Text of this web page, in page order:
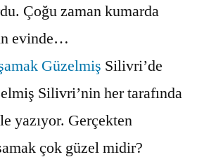
Çoğu zaman kumarda
evinde…
Güzelmiş Silivri’de
Silivri’nin her tarafında
yazıyor. Gerçekten
çok güzel midir?